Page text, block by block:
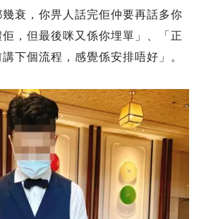
幾衰，你畀人話完佢仲要再話多你
，但最後咪又係你埋單」、「正
下個流程，感覺係安排唔好」。